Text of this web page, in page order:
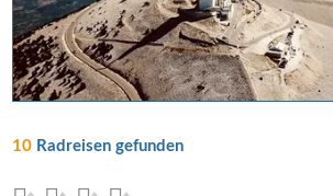
10 Radreisen gefunden